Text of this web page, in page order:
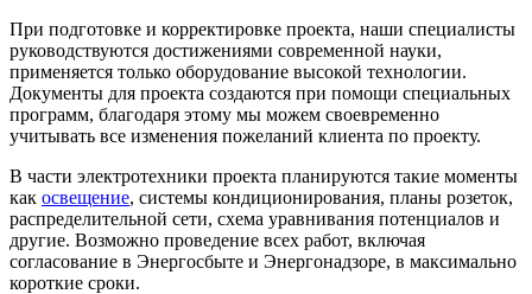
При подготовке и корректировке проекта, наши специалисты
руководствуются достижениями современной науки,
применяется только оборудование высокой технологии.
Документы для проекта создаются при помощи специальных
программ, благодаря этому мы можем своевременно
учитывать все изменения пожеланий клиента по проекту.
В части электротехники проекта планируются такие моменты
как освещение, системы кондиционирования, планы розеток,
распределительной сети, схема уравнивания потенциалов и
другие. Возможно проведение всех работ, включая
согласование в Энергосбыте и Энергонадзоре, в максимально
короткие сроки.